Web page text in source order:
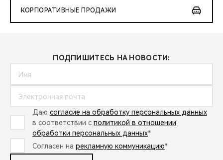
КОРПОРАТИВНЫЕ ПРОДАЖИ
ПОДПИШИТЕСЬ НА НОВОСТИ:
Даю согласие на обработку персональных данных
в соответствии с политикой в отношении
обработки персональных данных*
Согласен на рекламную коммуникацию*